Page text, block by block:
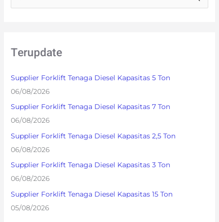
c
f
o
r
:
Terupdate
Supplier Forklift Tenaga Diesel Kapasitas 5 Ton
06/08/2026
Supplier Forklift Tenaga Diesel Kapasitas 7 Ton
06/08/2026
Supplier Forklift Tenaga Diesel Kapasitas 2,5 Ton
06/08/2026
Supplier Forklift Tenaga Diesel Kapasitas 3 Ton
06/08/2026
Supplier Forklift Tenaga Diesel Kapasitas 15 Ton
05/08/2026